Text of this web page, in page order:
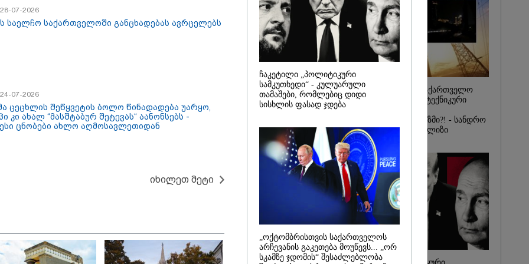
გასვენება
არ მოხდეს, ეს
ისეთი
4-ჯერ თავიდან
დაწყებული საქმე...
მადლობა
პროკურატურას, მათ
გარეშე ეს შედეგი არ
დადგებოდა" - ქეთა
- მიზანი
მოგზაურობაზე
ფოტორადარებზე
რატომ ჩაბნელდა საქართველო
მესამედ: საბოტაჟი, ტექნიკური
არაპროფესიონალიზმი?! - სანდრო
თვალჭრელიძის ანალიზი
07-2026
საელჩო საქართველოში განცხადებას ავრცელებს
07-2026
ცეცხლის შეწყვეტის ბოლო წინადადება უარყო,
კი ახალ “მასშტაბურ შეტევას“ აანონსებს -
ცნობები ახლო აღმოსავლეთიდან
იხილეთ მეტი
ჩაკეტილი „პოლიტიკური
სამკუთხედი“ - კულუარული
თამაშები, რომლებიც დიდი
სისხლის ფასად ჯდება
„ოქტომბრისთვის საქართველოს
არჩევანის გაკეთება მოუწევს... „ორ
სკამზე ჯდომის“ შესაძლებლობა